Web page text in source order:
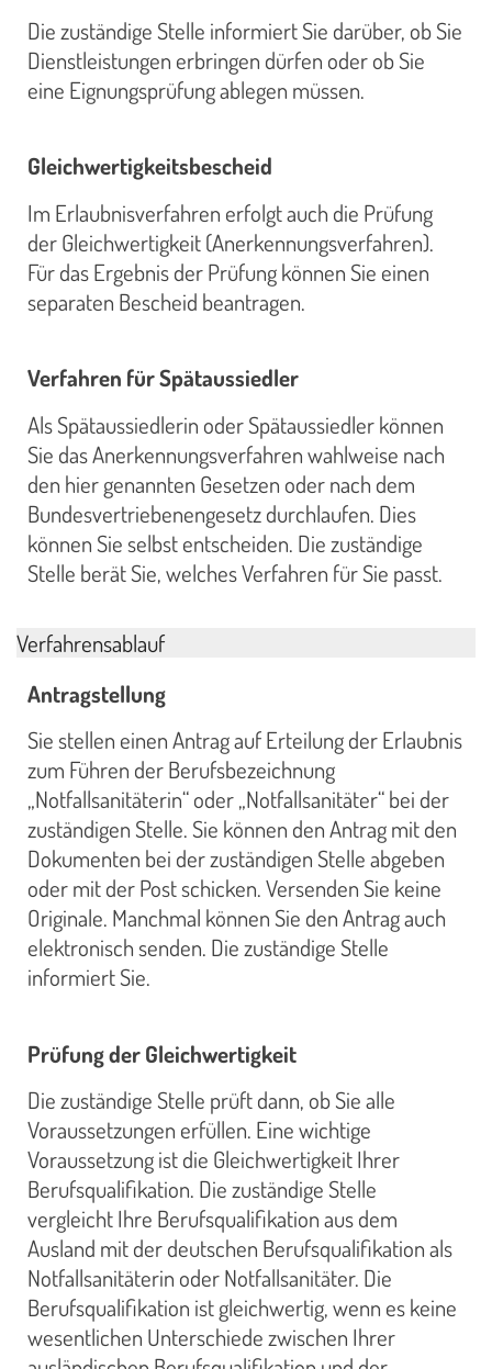
Die zuständige Stelle informiert Sie darüber, ob Sie
Dienstleistungen erbringen dürfen oder ob Sie
eine Eignungsprüfung ablegen müssen.
Gleichwertigkeitsbescheid
Im Erlaubnisverfahren erfolgt auch die Prüfung
der Gleichwertigkeit (Anerkennungsverfahren).
Für das Ergebnis der Prüfung können Sie einen
separaten Bescheid beantragen.
Verfahren für Spätaussiedler
Als Spätaussiedlerin oder Spätaussiedler können
Sie das Anerkennungsverfahren wahlweise nach
den hier genannten Gesetzen oder nach dem
Bundesvertriebenengesetz durchlaufen. Dies
können Sie selbst entscheiden. Die zuständige
Stelle berät Sie, welches Verfahren für Sie passt.
Verfahrensablauf
Antragstellung
Sie stellen einen Antrag auf Erteilung der Erlaubnis
zum Führen der Berufsbezeichnung
„Notfallsanitäterin“ oder „Notfallsanitäter“ bei der
zuständigen Stelle. Sie können den Antrag mit den
Dokumenten bei der zuständigen Stelle abgeben
oder mit der Post schicken. Versenden Sie keine
Originale. Manchmal können Sie den Antrag auch
elektronisch senden. Die zuständige Stelle
informiert Sie.
Prüfung der Gleichwertigkeit
Die zuständige Stelle prüft dann, ob Sie alle
Voraussetzungen erfüllen. Eine wichtige
Voraussetzung ist die Gleichwertigkeit Ihrer
Berufsqualifikation. Die zuständige Stelle
vergleicht Ihre Berufsqualifikation aus dem
Ausland mit der deutschen Berufsqualifikation als
Notfallsanitäterin oder Notfallsanitäter. Die
Berufsqualifikation ist gleichwertig, wenn es keine
wesentlichen Unterschiede zwischen Ihrer